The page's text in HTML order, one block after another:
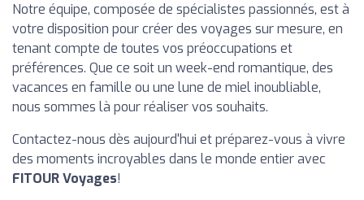
Notre équipe, composée de spécialistes passionnés, est à
votre disposition pour créer des voyages sur mesure, en
tenant compte de toutes vos préoccupations et
préférences. Que ce soit un week-end romantique, des
vacances en famille ou une lune de miel inoubliable,
nous sommes là pour réaliser vos souhaits.
Contactez-nous dès aujourd'hui et préparez-vous à vivre
des moments incroyables dans le monde entier avec
FITOUR Voyages!